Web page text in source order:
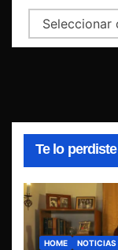
Categorías
Te lo perdiste
HOME NOTICIAS